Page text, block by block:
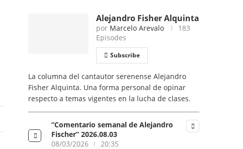
Alejandro Fisher Alquinta
por Marcelo Arevalo
183
Episodes
Subscribe
La columna del cantautor serenense Alejandro
Fisher Alquinta. Una forma personal de opinar
respecto a temas vigentes en la lucha de clases.
“Comentario semanal de Alejandro
Fischer” 2026.08.03
08/03/2026
20:35